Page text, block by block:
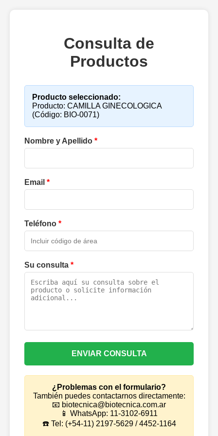
Consulta de
Productos
Producto seleccionado:
Producto: CAMILLA GINECOLOGICA
(Código: BIO-0071)
Nombre y Apellido *
Email *
Teléfono *
Su consulta *
ENVIAR CONSULTA
¿Problemas con el formulario?
También puedes contactarnos directamente:
📧 biotecnica@biotecnica.com.ar
📱 WhatsApp: 11-3102-6911
☎️ Tel: (+54-11) 2197-5629 / 4452-1164